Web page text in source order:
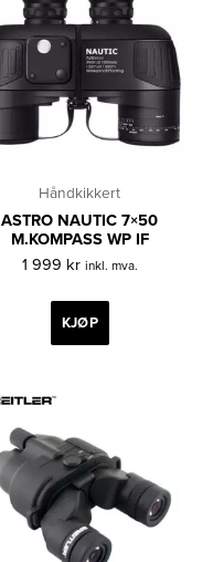
Håndkikkert
ASTRO NAUTIC 7×50
M.KOMPASS WP IF
1 999 kr inkl. mva.
KJØP